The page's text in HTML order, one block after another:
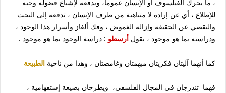
، ما يحرك الفيلسوف أو الإنسان عموما، ويدفعه لإشباع فضوله وحبه
للإطلاع ، أي عن إرادة لا متناهية من طرف الإنسان ، تدفعه إلى البحث
والتقصي عن الحقيقة وإزالة الغموض ، وفك ألغاز وأسرار هذا الوجود ،
ودراسته بما هو موجود ، يقول أرسطو : دراسة الوجود بما هو موجود .
كما أنهما آليتان فكريتان مبهمتان وغامضتان ، وهذا من ناحية الطبيعة
فهما تندرجان في المجال الفلسفي، ويطرحان بصيغة إستفهامية ،